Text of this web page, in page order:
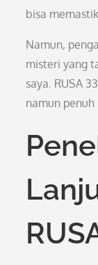
bisa
Namun,
misteri yang
saya. RUSA
namun penuh